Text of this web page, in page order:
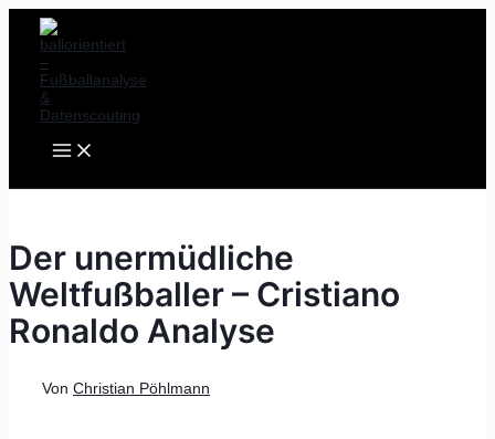
Zum
Inhalt
springen
MENU
Der unermüdliche
Weltfußballer – Cristiano
Ronaldo Analyse
Von Christian Pöhlmann
Post
navigation